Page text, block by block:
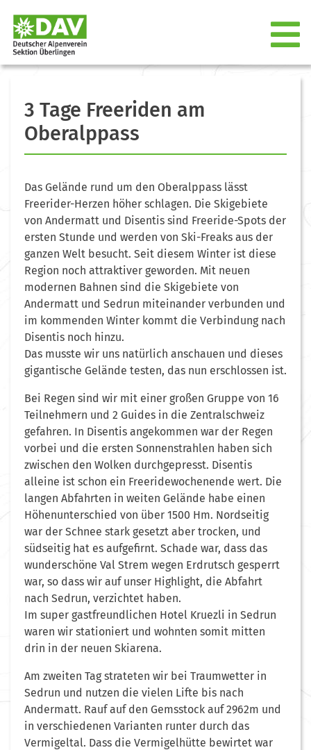
3 Tage Freeriden am
Oberalppass
Das Gelände rund um den Oberalppass lässt
Freerider-Herzen höher schlagen. Die Skigebiete
von Andermatt und Disentis sind Freeride-Spots der
ersten Stunde und werden von Ski-Freaks aus der
ganzen Welt besucht. Seit diesem Winter ist diese
Region noch attraktiver geworden. Mit neuen
modernen Bahnen sind die Skigebiete von
Andermatt und Sedrun miteinander verbunden und
im kommenden Winter kommt die Verbindung nach
Disentis noch hinzu.
Das musste wir uns natürlich anschauen und dieses
gigantische Gelände testen, das nun erschlossen ist.
Bei Regen sind wir mit einer großen Gruppe von 16
Teilnehmern und 2 Guides in die Zentralschweiz
gefahren. In Disentis angekommen war der Regen
vorbei und die ersten Sonnenstrahlen haben sich
zwischen den Wolken durchgepresst. Disentis
alleine ist schon ein Freeridewochenende wert. Die
langen Abfahrten in weiten Gelände habe einen
Höhenunterschied von über 1500 Hm. Nordseitig
war der Schnee stark gesetzt aber trocken, und
südseitig hat es aufgefirnt. Schade war, dass das
wunderschöne Val Strem wegen Erdrutsch gesperrt
war, so dass wir auf unser Highlight, die Abfahrt
nach Sedrun, verzichtet haben.
Im super gastfreundlichen Hotel Kruezli in Sedrun
waren wir stationiert und wohnten somit mitten
drin in der neuen Skiarena.
Am zweiten Tag strateten wir bei Traumwetter in
Sedrun und nutzen die vielen Lifte bis nach
Andermatt. Rauf auf den Gemsstock auf 2962m und
in verschiedenen Varianten runter durch das
Vermigeltal. Dass die Vermigelhütte bewirtet war